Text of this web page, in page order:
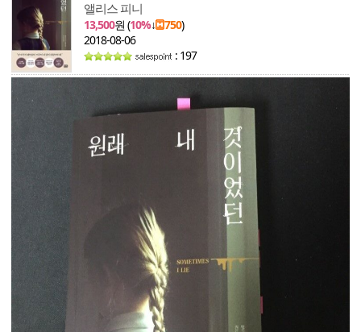
앨리스 피니
13,500원 (10%↓ 750)
2018-08-06
: 197